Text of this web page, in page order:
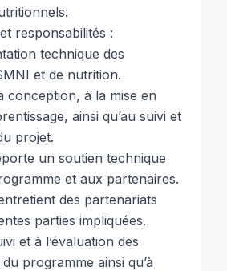
responsabilités :
technique des
et de nutrition.
conception, à la mise en
ainsi qu’au suivi et
projet.
un soutien technique
et aux partenaires.
des partenariats
parties impliquées.
et à l’évaluation des
programme ainsi qu’à